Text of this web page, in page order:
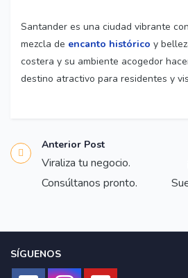
Santander es una ciudad vibrante
mezcla de encanto histórico y
costera y su ambiente acogedor
destino atractivo para residentes y
Anterior Post
Viraliza tu negocio.
Consúltanos pronto.
SÍGUENOS